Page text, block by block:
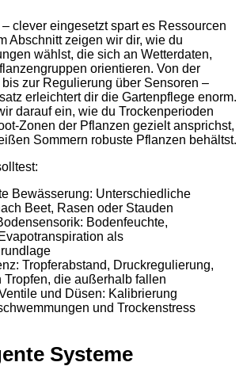
clever eingesetzt spart es Ressourcen
Abschnitt zeigen wir dir, wie du
wählst, die sich an Wetterdaten,
orientieren. Von der
zur Regulierung über Sensoren –
erleichtert dir die Gartenpflege enorm.
darauf ein, wie du Trockenperioden
Zonen der Pflanzen gezielt ansprichst,
Sommern robuste Pflanzen behältst.
Bewässerung: Unterschiedliche
Beet, Rasen oder Stauden
Bodenfeuchte,
als
Tropferabstand, Druckregulierung,
Tropfen, die außerhalb fallen
und Düsen: Kalibrierung
und Trockenstress
Systeme